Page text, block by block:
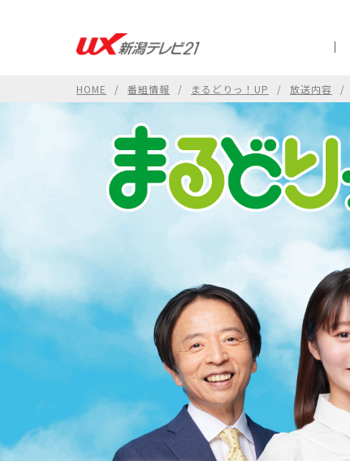
HOME 番組情報 まるどりっ！UP 放送内容